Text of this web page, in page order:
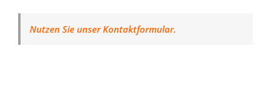
Nutzen Sie unser Kontaktformular.